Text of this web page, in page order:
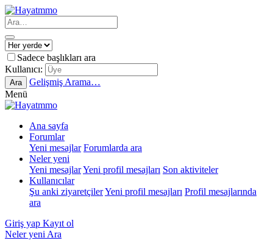
Sadece başlıkları ara
Kullanıcı:
Ara
Gelişmiş Arama…
Menü
Ana sayfa
Forumlar
Yeni mesajlar Forumlarda ara
Neler yeni
Yeni mesajlarYeni profil mesajları Son aktiviteler
Kullanıcılar
Şu anki ziyaretçilerYeni profil mesajları Profil mesajlarında
ara
Giriş yap Kayıt ol
Neler yeni Ara